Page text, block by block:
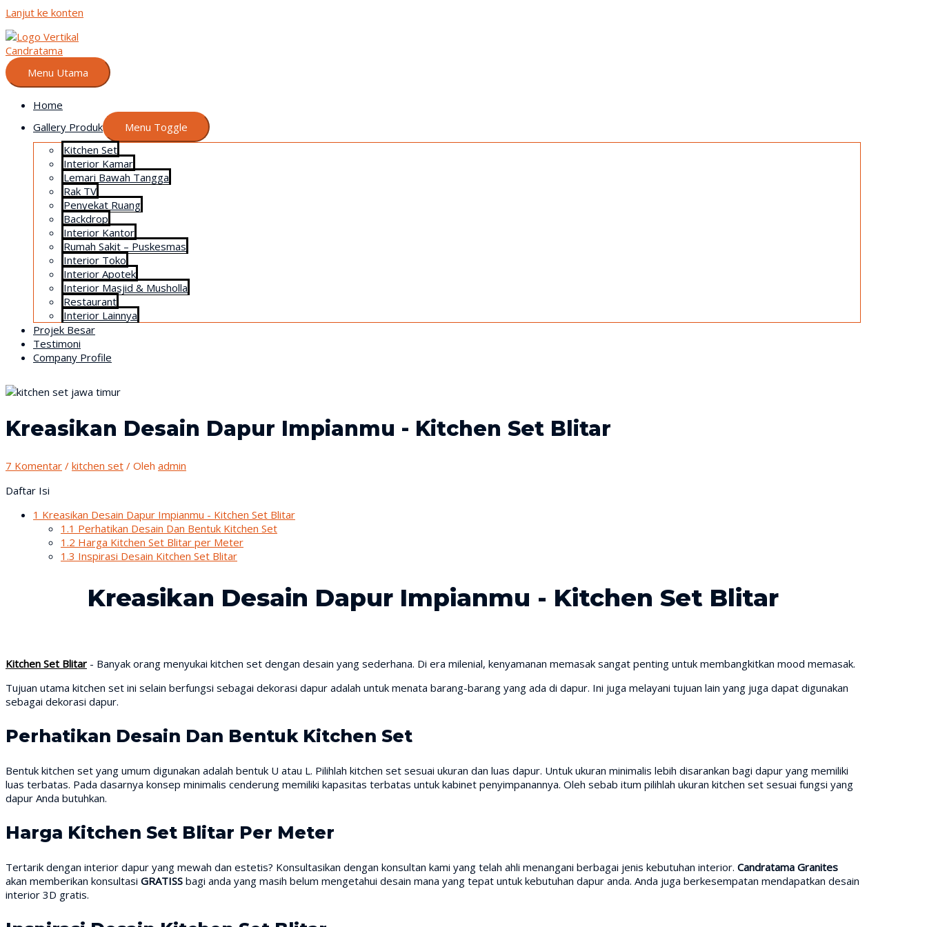
Lanjut ke konten
Menu Utama
Home
Gallery Produk
Menu Toggle
Kitchen Set
Interior Kamar
Lemari Bawah Tangga
Rak TV
Penyekat Ruang
Backdrop
Interior Kantor
Rumah Sakit – Puskesmas
Interior Toko
Interior Apotek
Interior Masjid & Musholla
Restaurant
Interior Lainnya
Projek Besar
Testimoni
Company Profile
Kreasikan Desain Dapur Impianmu - Kitchen Set Blitar
7 Komentar / kitchen set / Oleh admin
Daftar Isi
1 Kreasikan Desain Dapur Impianmu - Kitchen Set Blitar
1.1 Perhatikan Desain Dan Bentuk Kitchen Set
1.2 Harga Kitchen Set Blitar per Meter
1.3 Inspirasi Desain Kitchen Set Blitar
Kreasikan Desain Dapur Impianmu - Kitchen Set Blitar
Kitchen Set Blitar - Banyak orang menyukai kitchen set dengan desain yang sederhana. Di era milenial, kenyamanan memasak sangat penting untuk membangkitkan mood memasak.
Tujuan utama kitchen set ini selain berfungsi sebagai dekorasi dapur adalah untuk menata barang-barang yang ada di dapur. Ini juga melayani tujuan lain yang juga dapat digunakan
sebagai dekorasi dapur.
Perhatikan Desain Dan Bentuk Kitchen Set
Bentuk kitchen set yang umum digunakan adalah bentuk U atau L. Pilihlah kitchen set sesuai ukuran dan luas dapur. Untuk ukuran minimalis lebih disarankan bagi dapur yang memiliki
luas terbatas. Pada dasarnya konsep minimalis cenderung memiliki kapasitas terbatas untuk kabinet penyimpanannya. Oleh sebab itum pilihlah ukuran kitchen set sesuai fungsi yang
dapur Anda butuhkan.
Harga Kitchen Set Blitar Per Meter
Tertarik dengan interior dapur yang mewah dan estetis? Konsultasikan dengan konsultan kami yang telah ahli menangani berbagai jenis kebutuhan interior. Candratama Granites
akan memberikan konsultasi GRATISS bagi anda yang masih belum mengetahui desain mana yang tepat untuk kebutuhan dapur anda. Anda juga berkesempatan mendapatkan desain
interior 3D gratis.